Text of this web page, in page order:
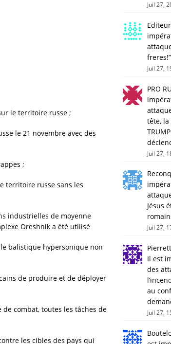
le territoire russe ;
le 21 novembre avec des
;
territoire russe sans les
industrielles de moyenne
Oreshnik a été utilisé
balistique hypersonique non
de produire et de déployer
combat, toutes les tâches de
les cibles des pays qui
Juil 27,
Editeur
freres!”
Juil 27,
PRO
tête, la
Juil 27,
Jésus
Juil 27,
Il est
des
au
Juil 27,